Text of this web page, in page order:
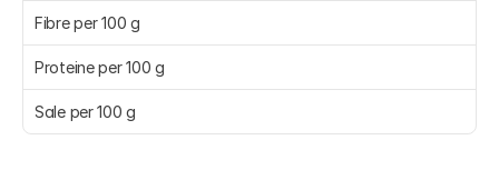
Fibre per 100 g
Proteine per 100 g
Sale per 100 g